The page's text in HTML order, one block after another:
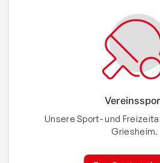
Unsere Sport- und
Griesheim.